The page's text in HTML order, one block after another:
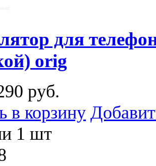
для
orig
руб.
в корзину
1 шт